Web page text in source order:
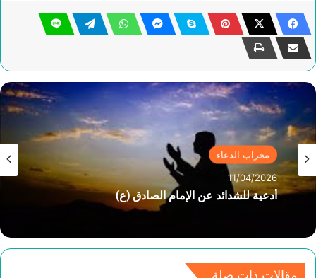
محراب الدعاء
11/04/2026
أدعية للشدائد عن الإمام الصادق (ع)